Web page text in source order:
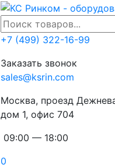
+7 (499) 322-16-99
Заказать звонок
sales@ksrin.com
Москва, проезд
дом 1, офис 704
09:00 — 18:00
0